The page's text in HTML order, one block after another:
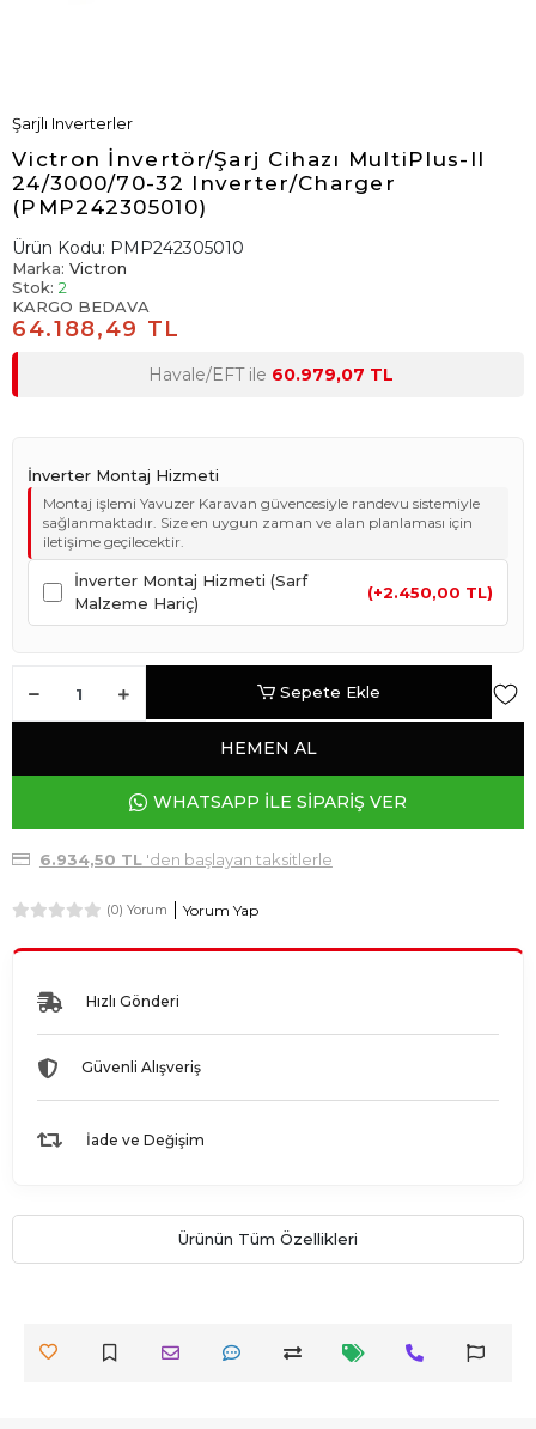
Şarjlı Inverterler
Victron İnvertör/Şarj Cihazı MultiPlus-II
24/3000/70-32 Inverter/Charger
(PMP242305010)
Ürün Kodu: PMP242305010
Marka: Victron
Stok: 2
KARGO BEDAVA
64.188,49 TL
Havale/EFT ile 60.979,07 TL
İnverter Montaj Hizmeti
Montaj işlemi Yavuzer Karavan güvencesiyle randevu sistemiyle
sağlanmaktadır. Size en uygun zaman ve alan planlaması için
iletişime geçilecektir.
İnverter Montaj Hizmeti (Sarf
Malzeme Hariç)
(+2.450,00 TL)
Sepete Ekle
HEMEN AL
WHATSAPP İLE SİPARİŞ VER
6.934,50 TL'den başlayan taksitlerle
(0) Yorum Yorum Yap
Hızlı Gönderi
Güvenli Alışveriş
İade ve Değişim
Ürünün Tüm Özellikleri